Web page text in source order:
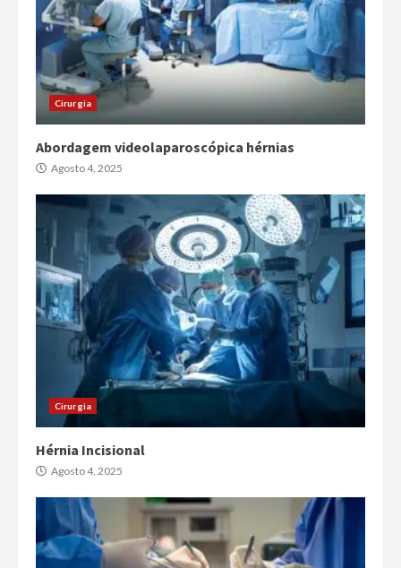
Cirurgia
Abordagem videolaparoscópica hérnias
Agosto 4, 2025
Cirurgia
Hérnia Incisional
Agosto 4, 2025